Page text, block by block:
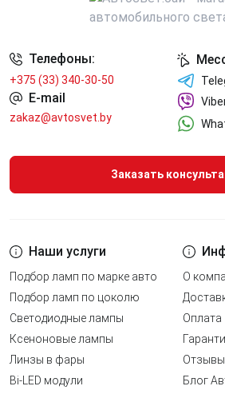
Телефоны:
+375 (33) 340-30-50
E-mail
zakaz@avtosvet.by
Заказать
Наши услуги
Подбор ламп по марке авто
Подбор ламп по цоколю
Светодиодные лампы
Ксеноновые лампы
Линзы в фары
Bi-LED модули
О
Оплата
Отзывы
Блог